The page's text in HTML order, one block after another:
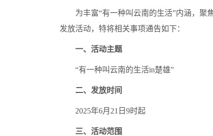
为丰富“有一种叫云南的生活”内涵，聚
发放活动，特将相关事项通告如下：
一、活动主题
“有一种叫云南的生活in楚雄”
二、发放时间
2025年6月21日9时起
三、活动范围